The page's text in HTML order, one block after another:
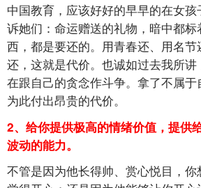
中国教育，应该好好的早早的在女
诉她们：命运赠送的礼物，暗中都
西，都是要还的。用青春还、用名节
还，这就是代价。也诚如过去我所
在跟自己的贪念作斗争。拿了不属
为此付出昂贵的代价。
2、给你提供极高的情绪价值，提供
波动的能力。
不管是因为他长得帅、赏心悦目，